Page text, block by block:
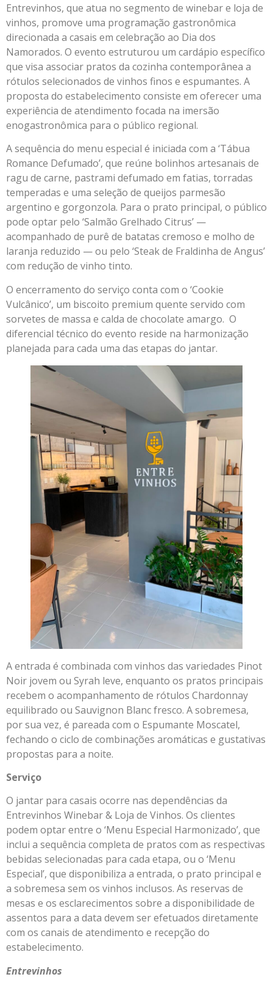
Entrevinhos, que atua no segmento de winebar e loja de
vinhos, promove uma programação gastronômica
direcionada a casais em celebração ao Dia dos
Namorados. O evento estruturou um cardápio específico
que visa associar pratos da cozinha contemporânea a
rótulos selecionados de vinhos finos e espumantes. A
proposta do estabelecimento consiste em oferecer uma
experiência de atendimento focada na imersão
enogastronômica para o público regional.
A sequência do menu especial é iniciada com a ‘Tábua
Romance Defumado’, que reúne bolinhos artesanais de
ragu de carne, pastrami defumado em fatias, torradas
temperadas e uma seleção de queijos parmesão
argentino e gorgonzola. Para o prato principal, o público
pode optar pelo ‘Salmão Grelhado Citrus’ —
acompanhado de purê de batatas cremoso e molho de
laranja reduzido — ou pelo ‘Steak de Fraldinha de Angus’
com redução de vinho tinto.
O encerramento do serviço conta com o ‘Cookie
Vulcânico’, um biscoito premium quente servido com
sorvetes de massa e calda de chocolate amargo. O
diferencial técnico do evento reside na harmonização
planejada para cada uma das etapas do jantar.
A entrada é combinada com vinhos das variedades Pinot
Noir jovem ou Syrah leve, enquanto os pratos principais
recebem o acompanhamento de rótulos Chardonnay
equilibrado ou Sauvignon Blanc fresco. A sobremesa,
por sua vez, é pareada com o Espumante Moscatel,
fechando o ciclo de combinações aromáticas e gustativas
propostas para a noite.
Serviço
O jantar para casais ocorre nas dependências da
Entrevinhos Winebar & Loja de Vinhos. Os clientes
podem optar entre o ‘Menu Especial Harmonizado’, que
inclui a sequência completa de pratos com as respectivas
bebidas selecionadas para cada etapa, ou o ‘Menu
Especial’, que disponibiliza a entrada, o prato principal e
a sobremesa sem os vinhos inclusos. As reservas de
mesas e os esclarecimentos sobre a disponibilidade de
assentos para a data devem ser efetuados diretamente
com os canais de atendimento e recepção do
estabelecimento.
Entrevinhos